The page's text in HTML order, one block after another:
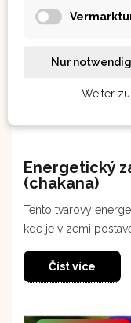
Energetický
(chakana)
Tento tvarový
kde je v zemi
Číst více
Nur
Weiter